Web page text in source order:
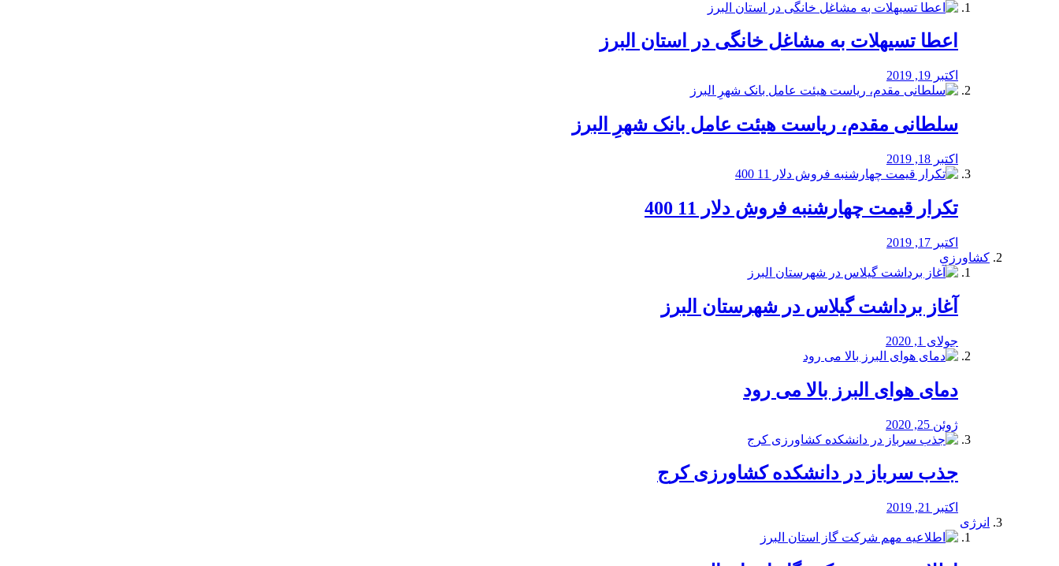
️اعطا تسیهلات به مشاغل خانگی در استان البرز
اکتبر 19, 2019
سلطانی مقدم، ریاست هیئت عامل بانک شهرِ البرز
اکتبر 18, 2019
تکرار قیمت چهارشنبه فروش دلار 11 400
اکتبر 17, 2019
کشاورزی
آغاز برداشت گیلاس در شهرستان البرز
جولای 1, 2020
دمای هوای البرز بالا می رود
ژوئن 25, 2020
جذب سرباز در دانشکده کشاورزی کرج
اکتبر 21, 2019
انرژی